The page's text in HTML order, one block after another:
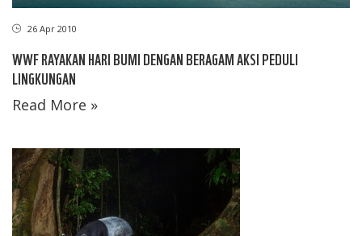
26 Apr 2010
WWF RAYAKAN HARI BUMI DENGAN BERAGAM AKSI PEDULI
LINGKUNGAN
Read More »